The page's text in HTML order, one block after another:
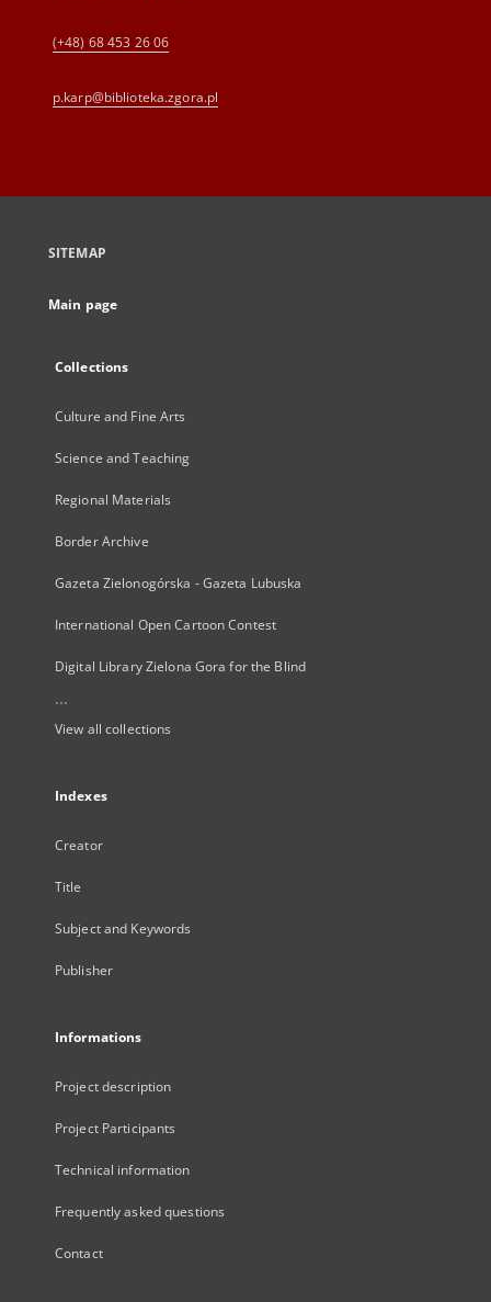
(+48) 68 453 26 06
p.karp@biblioteka.zgora.pl
SITEMAP
Main page
Collections
Culture and Fine Arts
Science and Teaching
Regional Materials
Border Archive
Gazeta Zielonogórska - Gazeta Lubuska
International Open Cartoon Contest
Digital Library Zielona Gora for the Blind
...
View all collections
Indexes
Creator
Title
Subject and Keywords
Publisher
Informations
Project description
Project Participants
Technical information
Frequently asked questions
Contact